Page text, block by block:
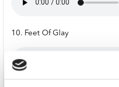
10. Feet Of Glay